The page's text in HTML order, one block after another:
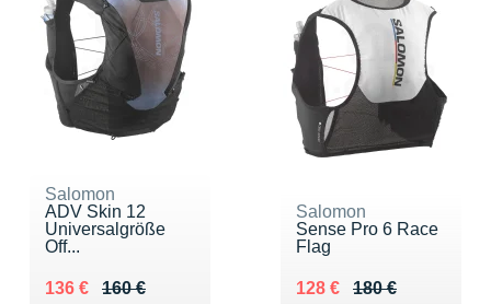
Salomon
ADV Skin 12
Universalgröße
Off...
160 €
Au lieu de 160 €
136 €
Vendu 136 €
Salomon
Sense Pro 6 Race
Flag
180 €
Au lieu de 180 €
128 €
Vendu 128 €